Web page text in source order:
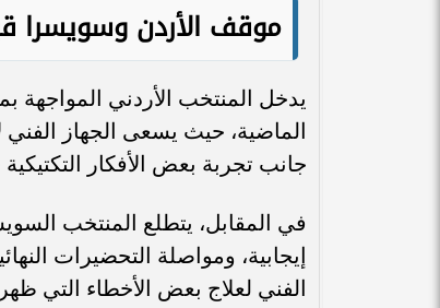
موقف الأردن وسويسرا
يدخل المنتخب الأردني المواجهة
الماضية، حيث يسعى الجهاز الفني
جانب تجربة بعض الأفكار
في المقابل، يتطلع المنتخب
إيجابية، ومواصلة التحضيرات
الفني لعلاج بعض الأخطاء التي